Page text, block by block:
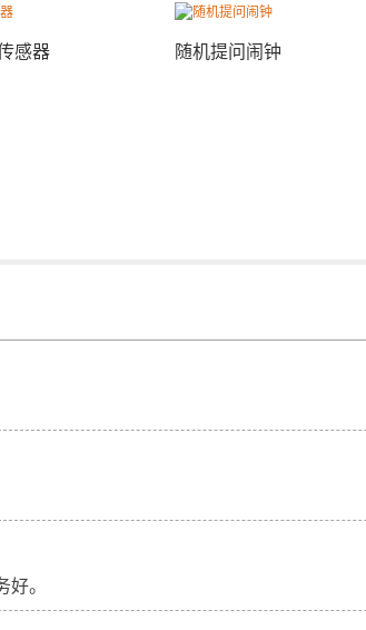
用的拍摄转台
感器 随机提问闹钟
用于蜂箱的数据监测
。